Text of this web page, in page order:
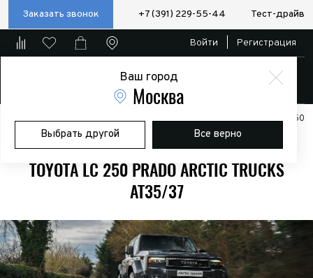
Заказать звонок +7 (391) 229-55-44 Тест-драйв
Ваш город
Москва
Выбрать другой Все верно
Войти Регистрация
Главная Модели Toyota LС250 Prado Arctic Trucks
Toyota LC 250
PRADO Arctic Trucks AT35/37
TOYOTA LC 250 PRADO ARCTIC TRUCKS
AT35/37